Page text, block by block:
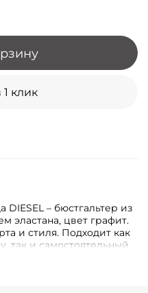
1 клик
– бюстгальтер из
эластана, цвет графит.
и стиля. Подходит как
так и самостоятельный
лука.